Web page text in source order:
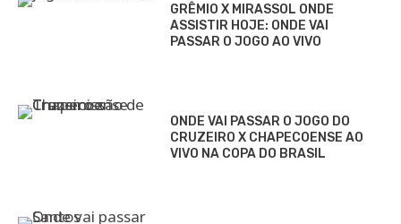
GRÊMIO X MIRASSOL ONDE
ASSISTIR HOJE: ONDE VAI
PASSAR O JOGO AO VIVO
ONDE VAI PASSAR O JOGO DO
CRUZEIRO X CHAPECOENSE AO
VIVO NA COPA DO BRASIL